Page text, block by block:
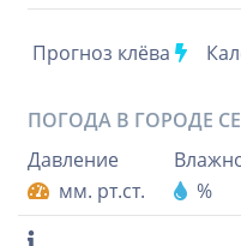
Прогноз клёва
ПОГОДА В ГОРОДЕ
Давление
мм. рт.ст.
%